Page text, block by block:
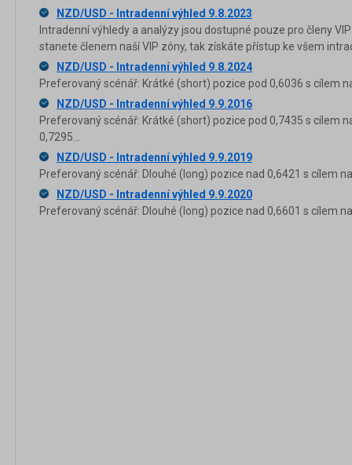
NZD/USD - Intradenní výhled 9.8.2023
Intradenní výhledy a analýzy jsou dostupné pouze pro členy
stanete členem naší VIP zóny, tak získáte přístup ke všem
NZD/USD - Intradenní výhled 9.8.2024
Preferovaný scénář: Krátké (short) pozice pod 0,6036 s cílem
NZD/USD - Intradenní výhled 9.9.2016
Preferovaný scénář: Krátké (short) pozice pod 0,7435 s cílem
0,7295...
NZD/USD - Intradenní výhled 9.9.2019
Preferovaný scénář: Dlouhé (long) pozice nad 0,6421 s cílem
NZD/USD - Intradenní výhled 9.9.2020
Preferovaný scénář: Dlouhé (long) pozice nad 0,6601 s cílem